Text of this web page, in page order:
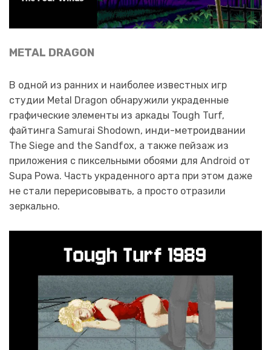
METAL DRAGON
В одной из ранних и наиболее известных игр
студии Metal Dragon обнаружили украденные
графические элементы из аркады Tough Turf,
файтинга Samurai Shodown, инди-метроидвании
The Siege and the Sandfox, а также пейзаж из
приложения с пиксельными обоями для Android от
Supa Powa. Часть украденного арта при этом даже
не стали перерисовывать, а просто отразили
зеркально.